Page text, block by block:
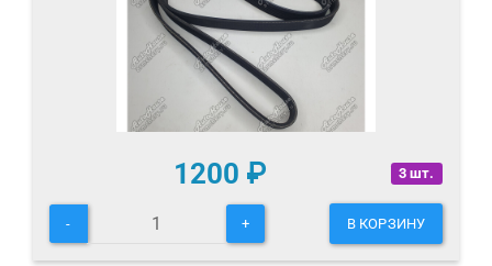
3 шт.
1200 ₽
- + В КОРЗИНУ